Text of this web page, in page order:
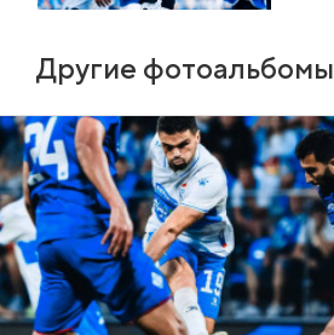
Другие фотоальбомы